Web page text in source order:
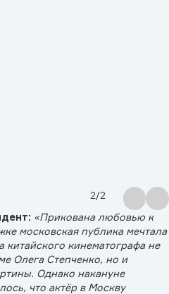
2/2
«Прикована любовью к
московская публика мечтала
китайского кинематографа не
Олега Степченко, но и
Однако накануне
что актёр в Москву